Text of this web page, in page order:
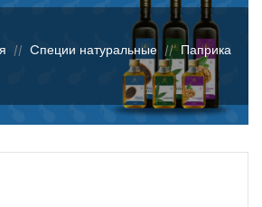
// Cпеции натуральные // Паприка